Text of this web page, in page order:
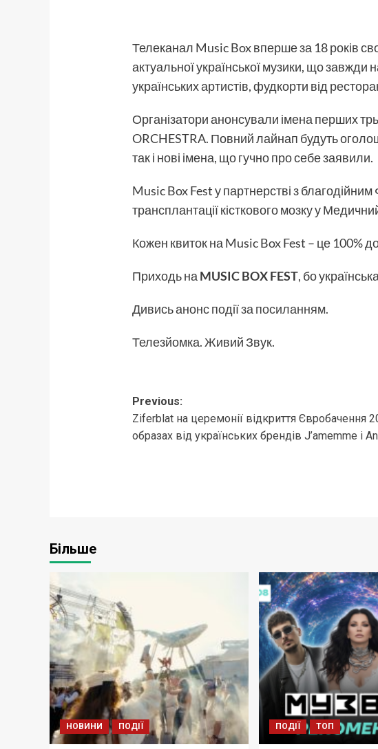
Телеканал Music Box вперше за 18 років
актуальної української музики, що завжди
українських артистів, фудкорти від
Організатори анонсували імена перших
ORCHESTRA. Повний лайнап будуть
так і нові імена, що гучно про себе заявили.
Music Box Fest у партнерстві з
трансплантації кісткового мозку у
Кожен квиток на Music Box Fest – це 100%
Приходь на MUSIC BOX FEST, бо
Дивись анонс подіїза посиланням.
Телезйомка. Живий Звук.
Post
navigation
Previous:
Ziferblat на церемонії відкриття Євробачення
образах від українських брендів J’amemme і
Більше
НОВИНИ ПОДІЇ ПОДІЇ ТОП